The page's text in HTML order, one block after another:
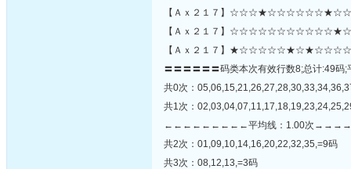
【Ａｘ２１７】
【Ａｘ２１７】
【Ａｘ２１７】
〓〓〓〓〓〓码类本次有效行数8;总计:49码
共0次：
共1次：
←←←←←←←←←平均线：1.00次
共2次：01,09,10,14,16,20,22,32,35,=9码
共3次：08,12,13,=3码